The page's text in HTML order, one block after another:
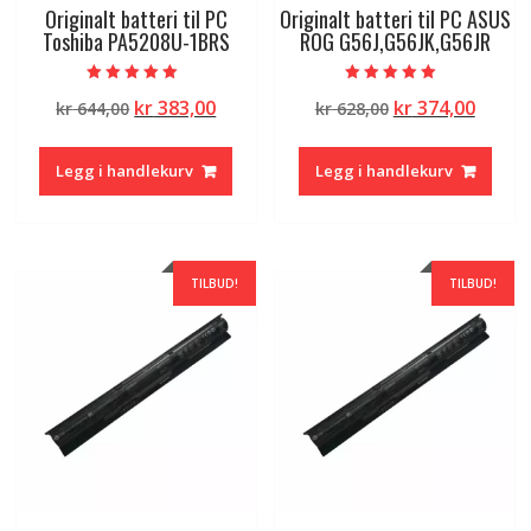
Originalt batteri til PC
Toshiba PA5208U-1BRS
5.00
av 5
kr644,00 Opprinnelig
var:
kr 644,00.
kr383,00Nåværende
kr 383,00.
Legg i handlekurv
Originalt batteri til PC ASUS
ROG G56J,G56JK,G56JR
5.00
av 5
kr628,00 Opprinnelig
var:
kr 628,00.
kr374,00
kr
Legg i handlekurv
TILBUD! TILBUD!